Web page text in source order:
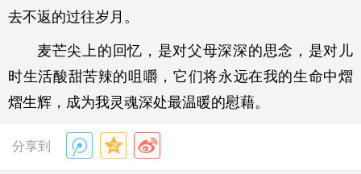
去不返的过往岁月。
麦芒尖上的回忆，是对父母深深的思念，是对儿
时生活酸甜苦辣的咀嚼，它们将永远在我的生命中熠
熠生辉，成为我灵魂深处最温暖的慰藉。
分享到